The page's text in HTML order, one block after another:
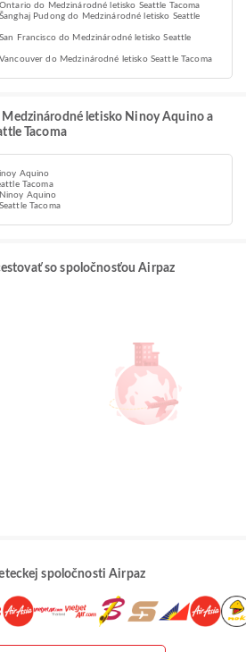
do Medzinárodné letisko Seattle Tacoma
Pudong do Medzinárodné letisko Seattle
Francisco do Medzinárodné letisko Seattle
do Medzinárodné letisko Seattle Tacoma
letisko Ninoy Aquino a
Tacoma
Aquino
Tacoma
Aquino
Tacoma
so spoločnosťou Airpaz
spoločnosti Airpaz